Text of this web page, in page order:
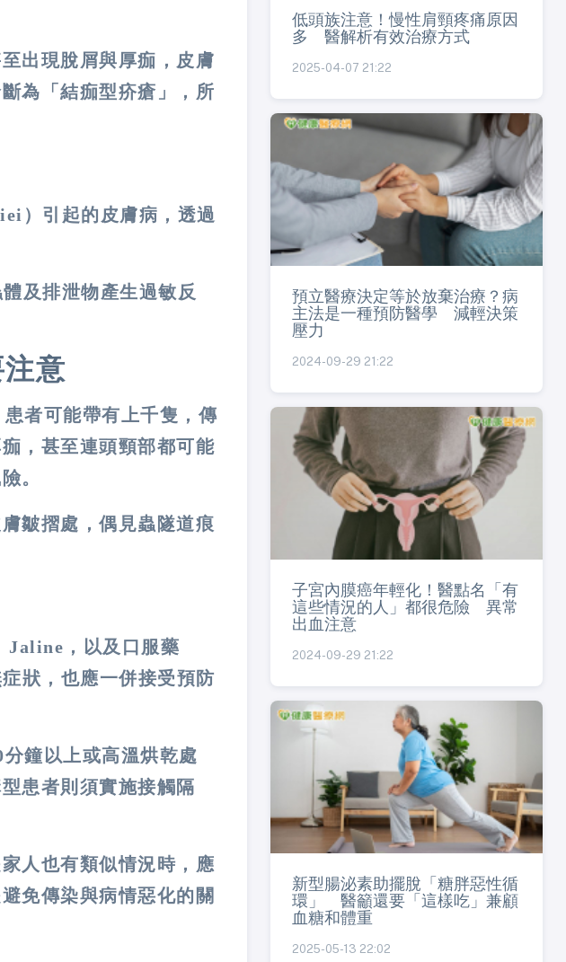
出現脫屑與厚痂，皮膚
為「結痂型疥瘡」，所
）引起的皮膚病，透過
及排泄物產生過敏反
意
者可能帶有上千隻，傳
，甚至連頭頸部都可能
。
皺摺處，偶見蟲隧道痕
Jaline ，以及口服藥
狀，也應一併接受預防
分鐘以上或高溫烘乾處
患者則須實施接觸隔
人也有類似情況時，應
免傳染與病情惡化的關
低頭族注意！慢性肩頸疼痛原因
多 醫解析有效治療方式
2025-04-07 21:22
預立醫療決定等於放棄治療？病
主法是一種預防醫學 減輕決策
壓力
2024-09-29 21:22
子宮內膜癌年輕化！醫點名「有
這些情況的人」都很危險 異常
出血注意
2024-09-29 21:22
新型腸泌素助擺脫「糖胖惡性循
環」 醫籲還要「這樣吃」兼顧
血糖和體重
2025-05-13 22:02